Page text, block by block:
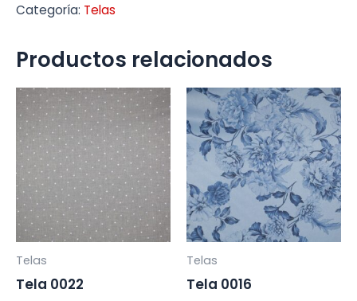
Categoría: Telas
Productos relacionados
Telas
Tela 0022
Telas
Tela 0016